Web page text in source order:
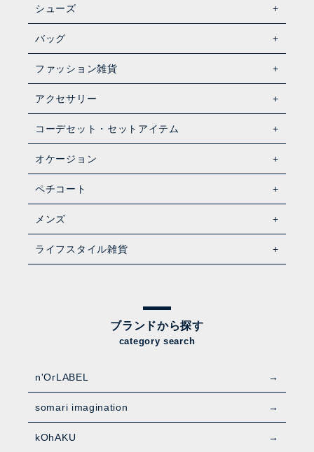
シューズ
バッグ
ファッション雑貨
アクセサリー
コーデセット・セットアイテム
オケージョン
ペチコート
メンズ
ライフスタイル雑貨
ブランドから探す
category search
n'OrLABEL
somari imagination
kOhAKU